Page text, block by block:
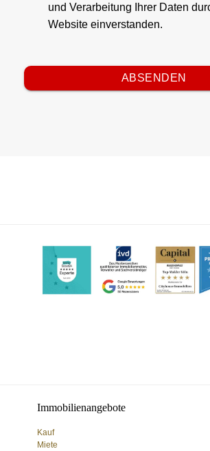
und Verarbeitung Ihrer Daten
Website einverstanden.
Immobilienangebote
Kauf
Miete